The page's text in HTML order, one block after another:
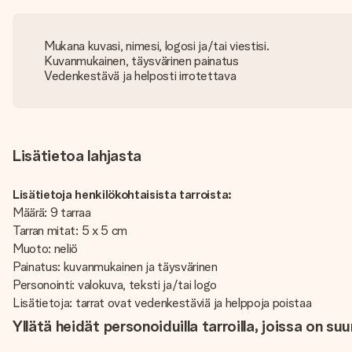
Mukana kuvasi, nimesi, logosi ja/tai viestisi.
Kuvanmukainen, täysvärinen painatus
Vedenkestävä ja helposti irrotettava
Lisätietoa lahjasta
Lisätietoja henkilökohtaisista tarroista:
Määrä: 9 tarraa
Tarran mitat: 5 x 5 cm
Muoto: neliö
Painatus: kuvanmukainen ja täysvärinen
Personointi: valokuva, teksti ja/tai logo
Lisätietoja: tarrat ovat vedenkestäviä ja helppoja poistaa
Yllätä heidät personoiduilla tarroilla, joissa on